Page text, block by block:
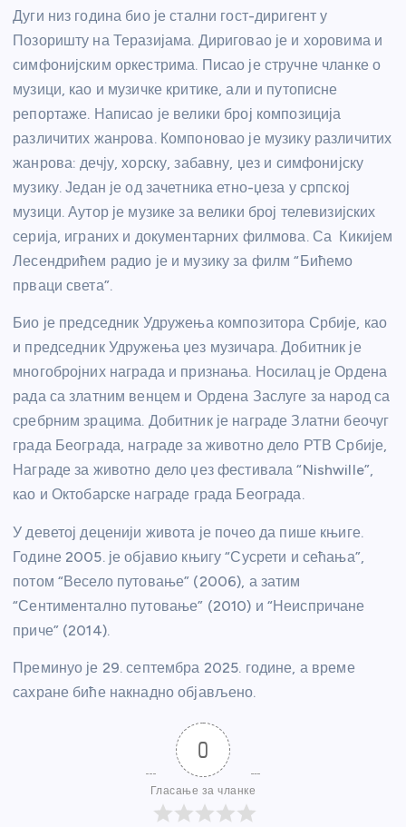
Дуги низ година био је стални гост-диригент у
Позоришту на Теразијама. Дириговао је и хоровима и
симфонијским оркестрима. Писао је стручне чланке о
музици, као и музичке критике, али и путописне
репортаже. Написао је велики број композиција
различитих жанрова. Компоновао је музику различитих
жанрова: дечју, хорску, забавну, џез и симфонијску
музику. Један је од зачетника етно-џеза у српској
музици. Аутор је музике за велики број телевизијских
серија, играних и документарних филмова. Са Кикијем
Лесендрићем радио је и музику за филм “Бићемо
прваци света”.
Био је председник Удружења композитора Србије, као
и председник Удружења џез музичара. Добитник је
многобројних награда и признања. Носилац је Ордена
рада са златним венцем и Ордена Заслуге за народ са
сребрним зрацима. Добитник је награде Златни беочуг
града Београда, награде за животно дело РТВ Србије,
Награде за животно дело џез фестивала “Nishwille”,
као и Октобарске награде града Београда.
У деветој деценији живота је почео да пише књиге.
Године 2005. је објавио књигу “Сусрети и сећања”,
потом “Весело путовање” (2006), а затим
“Сентиментално путовање” (2010) и “Неиспричане
приче” (2014).
Преминуо је 29. септембра 2025. године, а време
сахране биће накнадно објављено.
0
Гласање за чланке